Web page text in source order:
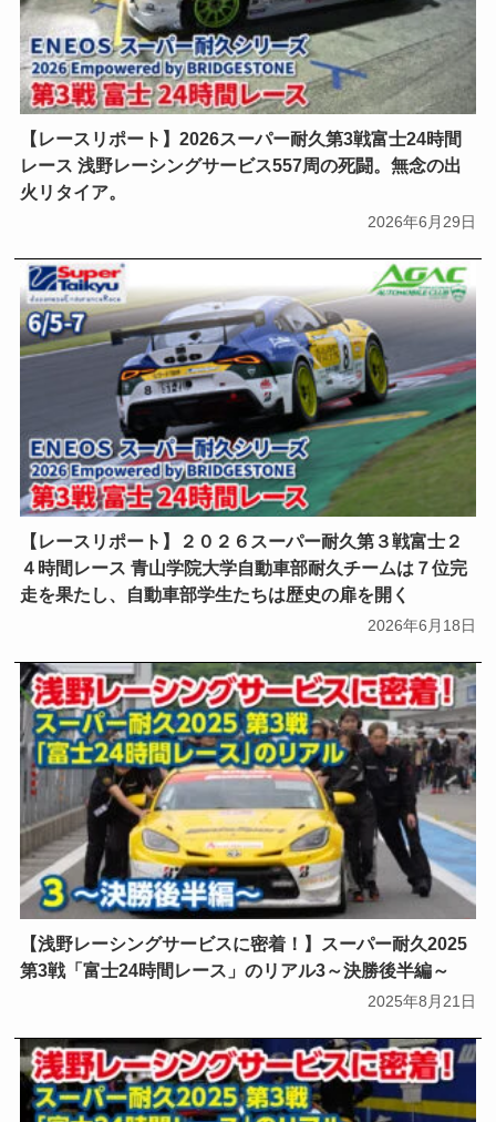
【レースリポート】2026スーパー耐久第3戦富士24時間
レース 浅野レーシングサービス557周の死闘。無念の出
火リタイア。
2026年6月29日
【レースリポート】２０２６スーパー耐久第３戦富士２
４時間レース 青山学院大学自動車部耐久チームは７位完
走を果たし、自動車部学生たちは歴史の扉を開く
2026年6月18日
【浅野レーシングサービスに密着！】スーパー耐久2025
第3戦「富士24時間レース」のリアル3～決勝後半編～
2025年8月21日